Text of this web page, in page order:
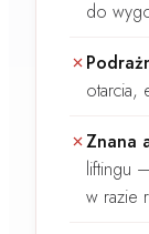
do
otarcia,
Znana
liftingu
w razie